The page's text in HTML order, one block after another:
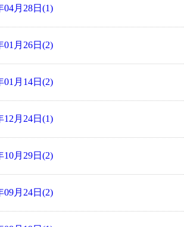
04月28日(1)
01月26日(2)
01月14日(2)
12月24日(1)
10月29日(2)
09月24日(2)